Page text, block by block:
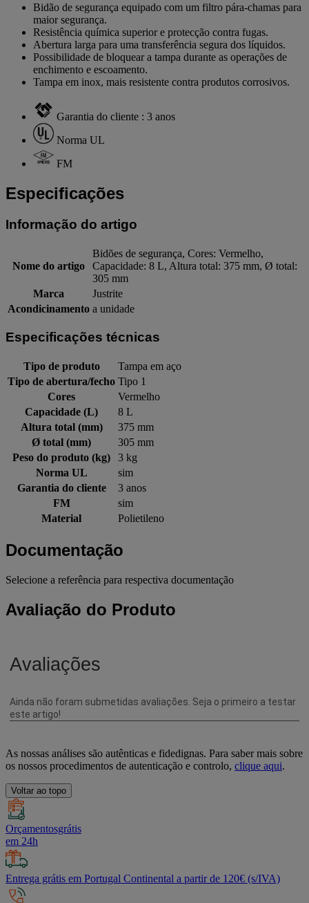
Bidão de segurança equipado com um filtro pára-chamas para
maior segurança.
Resistência química superior e protecção contra fugas.
Abertura larga para uma transferência segura dos líquidos.
Possibilidade de bloquear a tampa durante as operações de
enchimento e escoamento.
Tampa em inox, mais resistente contra produtos corrosivos.
Garantia do cliente : 3 anos
Norma UL
FM
Especificações
Informação do artigo
Nome do artigo
Bidões de segurança, Cores: Vermelho,
Capacidade: 8 L, Altura total: 375 mm, Ø total:
305 mm
Marca
Justrite
Acondicinamento a unidade
Especificações técnicas
Tipo de produto
Tampa em aço
Tipo de abertura/fecho Tipo 1
Cores
Vermelho
Capacidade (L)
8 L
Altura total (mm)
375 mm
Ø total (mm)
305 mm
Peso do produto (kg)
3 kg
Norma UL
sim
Garantia do cliente
3 anos
FM
sim
Material
Polietileno
Documentação
Selecione a referência para respectiva documentação
Avaliação do Produto
As nossas análises são autênticas e fidedignas. Para saber mais sobre
os nossos procedimentos de autenticação e controlo, clique aqui.
Voltar ao topo
Orçamentosgrátis
em 24h
Entrega grátis em Portugal Continental a partir de 120€ (s/IVA)